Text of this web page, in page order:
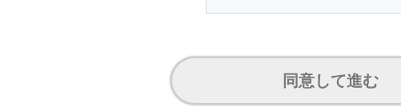
同意して進む